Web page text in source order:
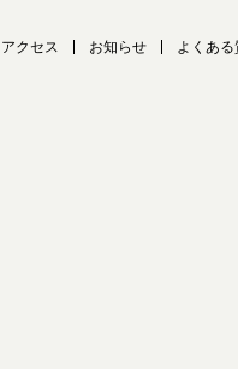
アクセス お知らせ よくある